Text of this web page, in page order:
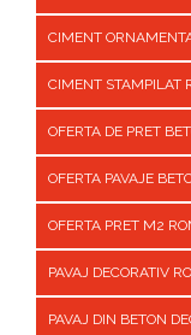
CIMENT
CIMENT STAMPILAT
OFERTA DE PRET
OFERTA PAVAJE
OFERTA PRET M2
PAVAJ DECORATIV
PAVAJ DIN BETON